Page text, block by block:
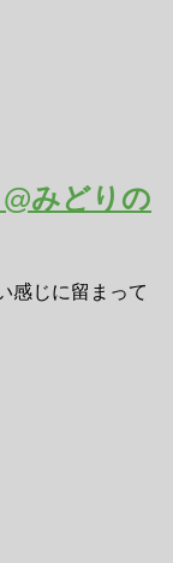
みどりの
感じに留まって